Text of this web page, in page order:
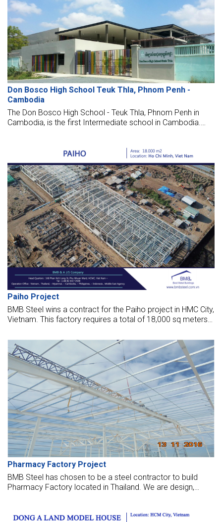
Don Bosco High School Teuk Thla, Phnom Penh -
Cambodia
The Don Bosco High School - Teuk Thla, Phnom Penh in
Cambodia, is the first Intermediate school in Cambodia.
the United States' Embassy for doing this project.
Paiho Project
BMB Steel wins a contract for the Paiho project in HMC City,
Vietnam. This factory requires a total of 18,000 sq meters
Pharmacy Factory Project
BMB Steel has chosen to be a steel contractor to build
Pharmacy Factory located in Thailand. We are design,
with the highest standards such as GMP.